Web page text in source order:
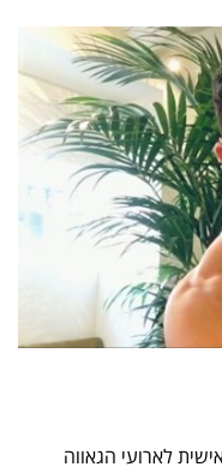
לארועי הגאווה